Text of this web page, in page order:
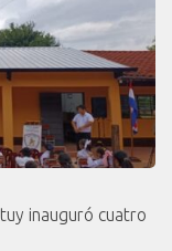
inauguró cuatro